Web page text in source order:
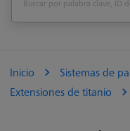
Inicio Sistemas de
Extensiones de titanio